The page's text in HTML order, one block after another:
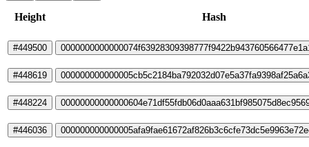
Height Hash
#449500
#448619
#448224
#446036